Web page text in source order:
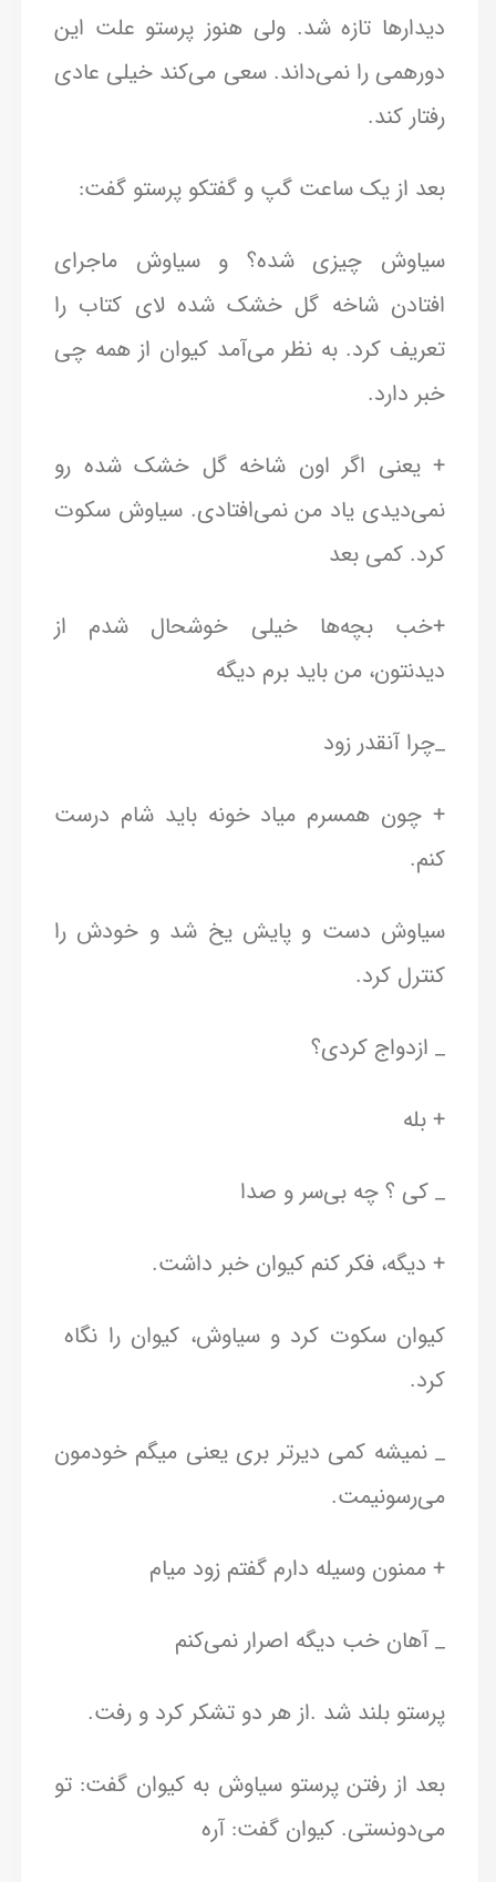
دیدارها تازه شد. ولی هنوز پرستو علت این
دورهمی را نمی‌داند. سعی می‌کند خیلی عادی
رفتار کند.
بعد از یک ساعت گپ و گفتکو پرستو گفت:
سیاوش چیزی شده؟ و سیاوش ماجرای
افتادن شاخه گل خشک شده لای کتاب را
تعریف کرد. به نظر می‌آمد کیوان از همه چی
خبر دارد.
+ یعنی اگر اون شاخه گل خشک شده رو
نمی‌دیدی یاد من نمی‌افتادی. سیاوش سکوت
کرد. کمی بعد
+خب بچه‌ها خیلی خوشحال شدم از
دیدنتون، من باید برم دیگه
_چرا آنقدر زود
+ چون همسرم میاد خونه باید شام درست
کنم.
سیاوش دست و پایش یخ شد و خودش را
کنترل کرد.
_ ازدواج کردی؟
+ بله
_ کی ؟ چه بی‌سر و صدا
+ دیگه، فکر کنم کیوان خبر داشت.
کیوان سکوت کرد و سیاوش، کیوان را نگاه
کرد.
_ نمیشه کمی دیرتر بری یعنی میگم خودمون
می‌رسونیمت.
+ ممنون وسیله دارم گفتم زود میام
_ آهان خب دیگه اصرار نمی‌کنم
پرستو بلند شد .از هر دو تشکر کرد و رفت.
بعد از رفتن پرستو سیاوش به کیوان گفت: تو
می‌دونستی. کیوان گفت: آره